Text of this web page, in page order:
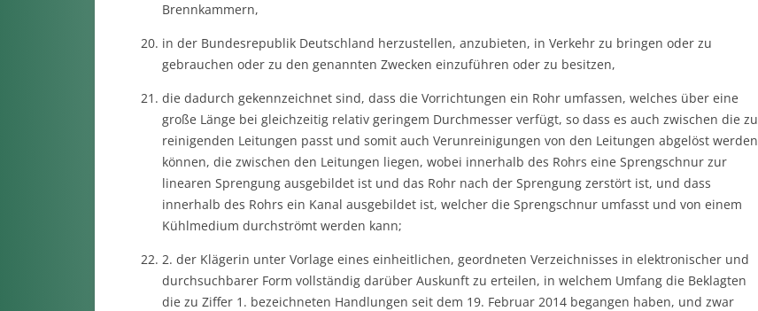
Brennkammern,
in der Bundesrepublik Deutschland herzustellen, anzubieten, in Verkehr zu bringen oder zu
gebrauchen oder zu den genannten Zwecken einzuführen oder zu besitzen,
die dadurch gekennzeichnet sind, dass die Vorrichtungen ein Rohr umfassen, welches über eine
große Länge bei gleichzeitig relativ geringem Durchmesser verfügt, so dass es auch zwischen die zu
reinigenden Leitungen passt und somit auch Verunreinigungen von den Leitungen abgelöst werden
können, die zwischen den Leitungen liegen, wobei innerhalb des Rohrs eine Sprengschnur zur
linearen Sprengung ausgebildet ist und das Rohr nach der Sprengung zerstört ist, und dass
innerhalb des Rohrs ein Kanal ausgebildet ist, welcher die Sprengschnur umfasst und von einem
Kühlmedium durchströmt werden kann;
2. der Klägerin unter Vorlage eines einheitlichen, geordneten Verzeichnisses in elektronischer und
durchsuchbarer Form vollständig darüber Auskunft zu erteilen, in welchem Umfang die Beklagten
die zu Ziffer 1. bezeichneten Handlungen seit dem 19. Februar 2014 begangen haben, und zwar